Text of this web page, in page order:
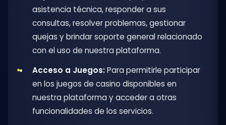
asistencia técnica, responder a sus
consultas, resolver problemas, gestionar
quejas y brindar soporte general relacionado
con el uso de nuestra plataforma.
Acceso a Juegos:Para permitirle participar
en los juegos de casino disponibles en
nuestra plataforma y acceder a otras
funcionalidades de los servicios.